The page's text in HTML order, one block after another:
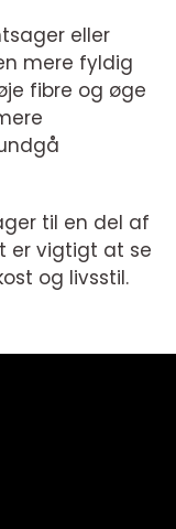
eller
mere fyldig
fibre og øge
til en del af
er vigtigt at se
og livsstil.